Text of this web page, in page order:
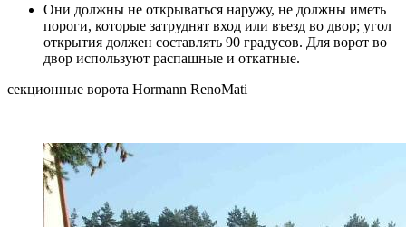
Они должны не открываться наружу, не должны иметь
пороги, которые затруднят вход или въезд во двор; угол
открытия должен составлять 90 градусов. Для ворот во
двор используют распашные и откатные.
секционные ворота Hormann RenoMati